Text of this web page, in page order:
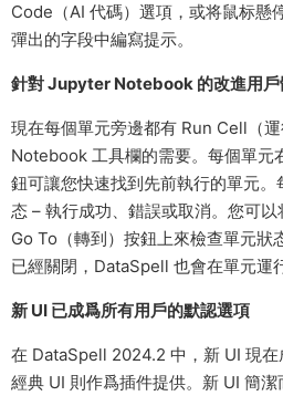
Code（AI 代碼）選項，或将鼠标懸
彈出的字段中編寫提示。
針對 Jupyter Notebook 的改進用戶
現在每個單元旁邊都有 Run Cell（
Notebook 工具欄的需要。每個單元
鈕可讓您快速找到先前執行的單元
态 – 執行成功、錯誤或取消。您可
Go To（轉到）按鈕上來檢查單元
已經關閉，DataSpell 也會在單元運
新 UI 已成爲所有用戶的默認選項
在 DataSpell 2024.2 中，新 UI 現在
經典 UI 則作爲插件提供。新 UI 簡